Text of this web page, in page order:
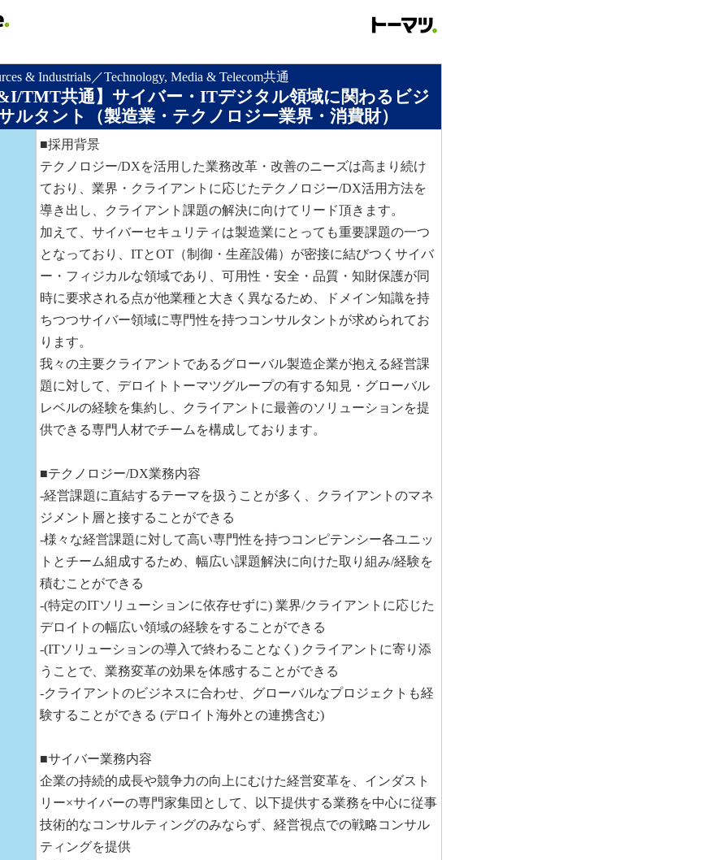
& Industrials／Technology, Media & Telecom共通
TMT共通】サイバー・ITデジタル領域に関わるビジ
ルタント（製造業・テクノロジー業界・消費財）
■採用背景
テクノロジー/DXを活用した業務改革・改善のニーズは高まり続け
ており、業界・クライアントに応じたテクノロジー/DX活用方法を
導き出し、クライアント課題の解決に向けてリード頂きます。
加えて、サイバーセキュリティは製造業にとっても重要課題の一つ
となっており、ITとOT（制御・生産設備）が密接に結びつくサイバ
ー・フィジカルな領域であり、可用性・安全・品質・知財保護が同
時に要求される点が他業種と大きく異なるため、ドメイン知識を持
ちつつサイバー領域に専門性を持つコンサルタントが求められてお
ります。
我々の主要クライアントであるグローバル製造企業が抱える経営課
題に対して、デロイトトーマツグループの有する知見・グローバル
レベルの経験を集約し、クライアントに最善のソリューションを提
供できる専門人材でチームを構成しております。
■テクノロジー/DX業務内容
-経営課題に直結するテーマを扱うことが多く、クライアントのマネ
ジメント層と接することができる
-様々な経営課題に対して高い専門性を持つコンピテンシー各ユニッ
トとチーム組成するため、幅広い課題解決に向けた取り組み/経験を
積むことができる
-(特定のITソリューションに依存せずに) 業界/クライアントに応じた
デロイトの幅広い領域の経験をすることができる
-(ITソリューションの導入で終わることなく) クライアントに寄り添
うことで、業務変革の効果を体感することができる
-クライアントのビジネスに合わせ、グローバルなプロジェクトも経
験することができる (デロイト海外との連携含む)
■サイバー業務内容
企業の持続的成長や競争力の向上にむけた経営変革を、インダスト
リー×サイバーの専門家集団として、以下提供する業務を中心に従事
技術的なコンサルティングのみならず、経営視点での戦略コンサル
ティングを提供